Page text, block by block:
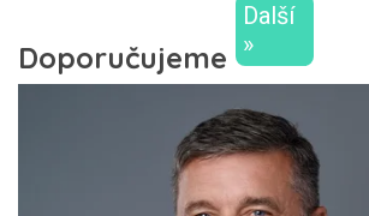
Další
»